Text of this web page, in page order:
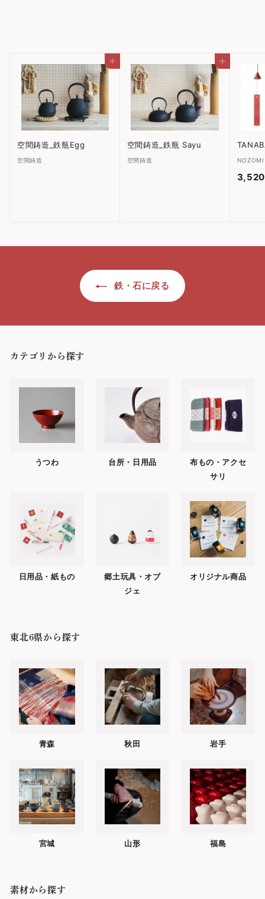
0
円
カートに入れる
空間鋳造_鉄瓶Egg
空間鋳造
カートに入れる
空間鋳造_鉄瓶 Sayu
空間鋳造
鉄・石に戻る
カテゴリから探す
うつわ 台所・日用品
布もの・アクセ
サリ
日用品・紙もの
郷土玩具・オブ
ジェ
オリジナル商品
東北6県から探す
青森 秋田 岩手
宮城 山形 福島
素材から探す